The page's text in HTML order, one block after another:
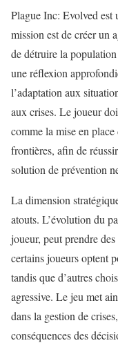
Plague Inc: Evolved est
mission est de créer un
de détruire la
une réflexion
l’adaptation aux
aux crises. Le joueur
comme la mise en
frontières, afin de
solution de prévention
La dimension
atouts. L’évolution du
joueur, peut prendre
certains joueurs optent
tandis que d’autres
agressive. Le jeu met
dans la gestion de
conséquences des